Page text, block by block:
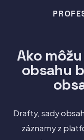
Ako
obsahu
Drafty, sady
záznamy z